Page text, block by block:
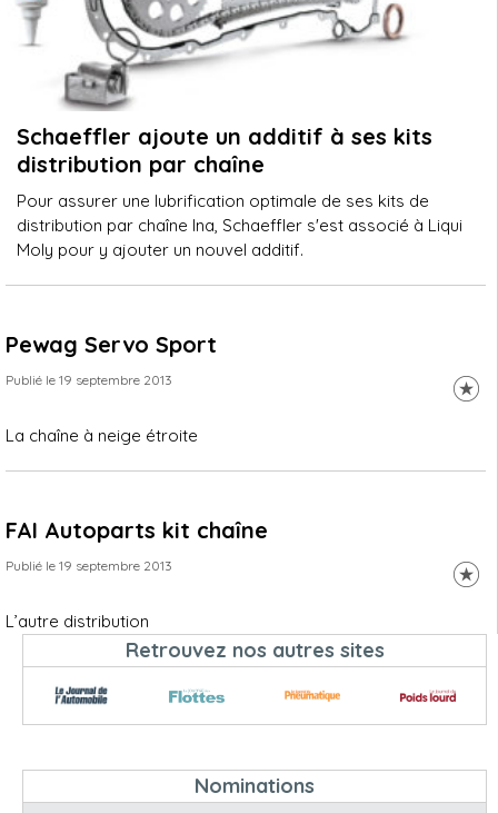
Schaeffler ajoute un additif à ses kits
distribution par chaîne
Pour assurer une lubrification optimale de ses kits de
distribution par chaîne Ina, Schaeffler s'est associé à Liqui
Moly pour y ajouter un nouvel additif.
Pewag Servo Sport
Publié le 19 septembre 2013
La chaîne à neige étroite
FAI Autoparts kit chaîne
Publié le 19 septembre 2013
L’autre distribution
Retrouvez nos autres sites
Nominations